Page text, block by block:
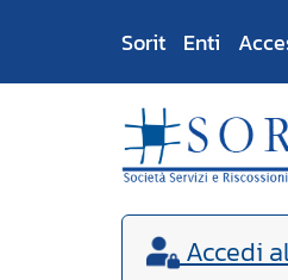
Sorit Enti
Accedi